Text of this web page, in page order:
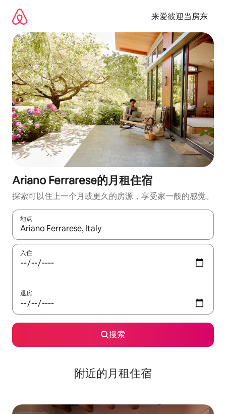
来爱彼迎当房东
Ariano Ferrarese的月租住宿
探索可以住上一个月或更久的房源，享受家一般的感觉。
地点
如有搜索结果，请使用上下方向键查看，或通过点击或滑动手势
入住
退房
搜索
附近的月租住宿